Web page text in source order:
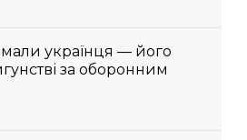
українця — його
за оборонним